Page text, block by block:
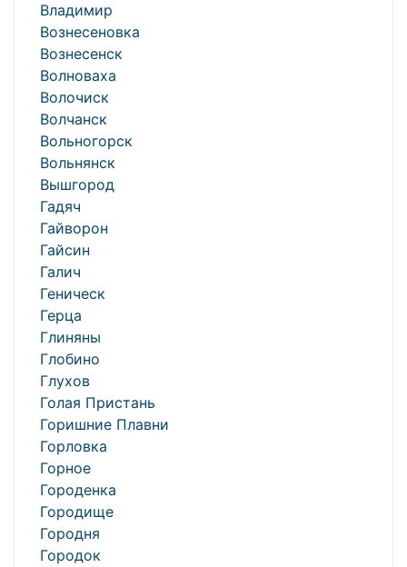
Владимир
Вознесеновка
Вознесенск
Волноваха
Волочиск
Волчанск
Вольногорск
Вольнянск
Вышгород
Гадяч
Гайворон
Гайсин
Галич
Геническ
Герца
Глиняны
Глобино
Глухов
Голая Пристань
Горишние Плавни
Горловка
Горное
Городенка
Городище
Городня
Городок